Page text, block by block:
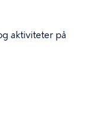
aktiviteter på